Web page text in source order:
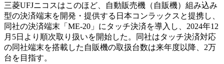
三菱UFJニコスはこのほど、自動販売機（自販機）組み込み
型の決済端末を開発・提供する日本コンラックスと提携し、
同社の決済端末「ME-20」にタッチ決済を導入し、2024年12
月5日より順次取り扱いを開始した。同社はタッチ決済対応
の同社端末を搭載した自販機の取扱台数は来年度以降、2万
台を目指す。